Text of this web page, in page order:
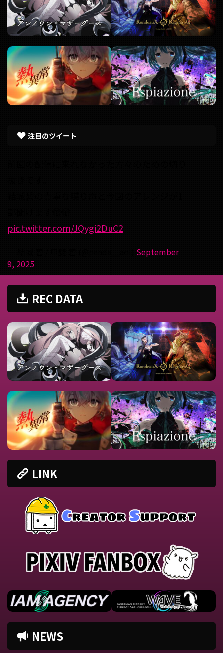
注目のツイート
pic.twitter.com/JQygi2DuC2
September
9, 2025
REC DATA
LINK
NEWS